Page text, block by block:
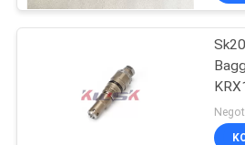
FABRIK-
Hitachi-
Hydraulic